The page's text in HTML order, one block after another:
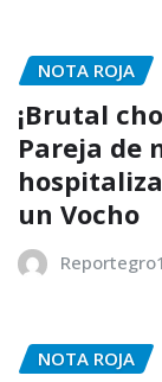
NOTA ROJA
¡Brutal
Pareja de
un Vocho
Reportegro1
NOTA ROJA